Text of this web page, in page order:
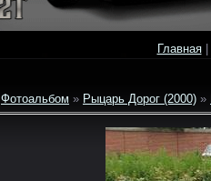
Главная|
Фотоальбом » Рыцарь Дорог (2000) »